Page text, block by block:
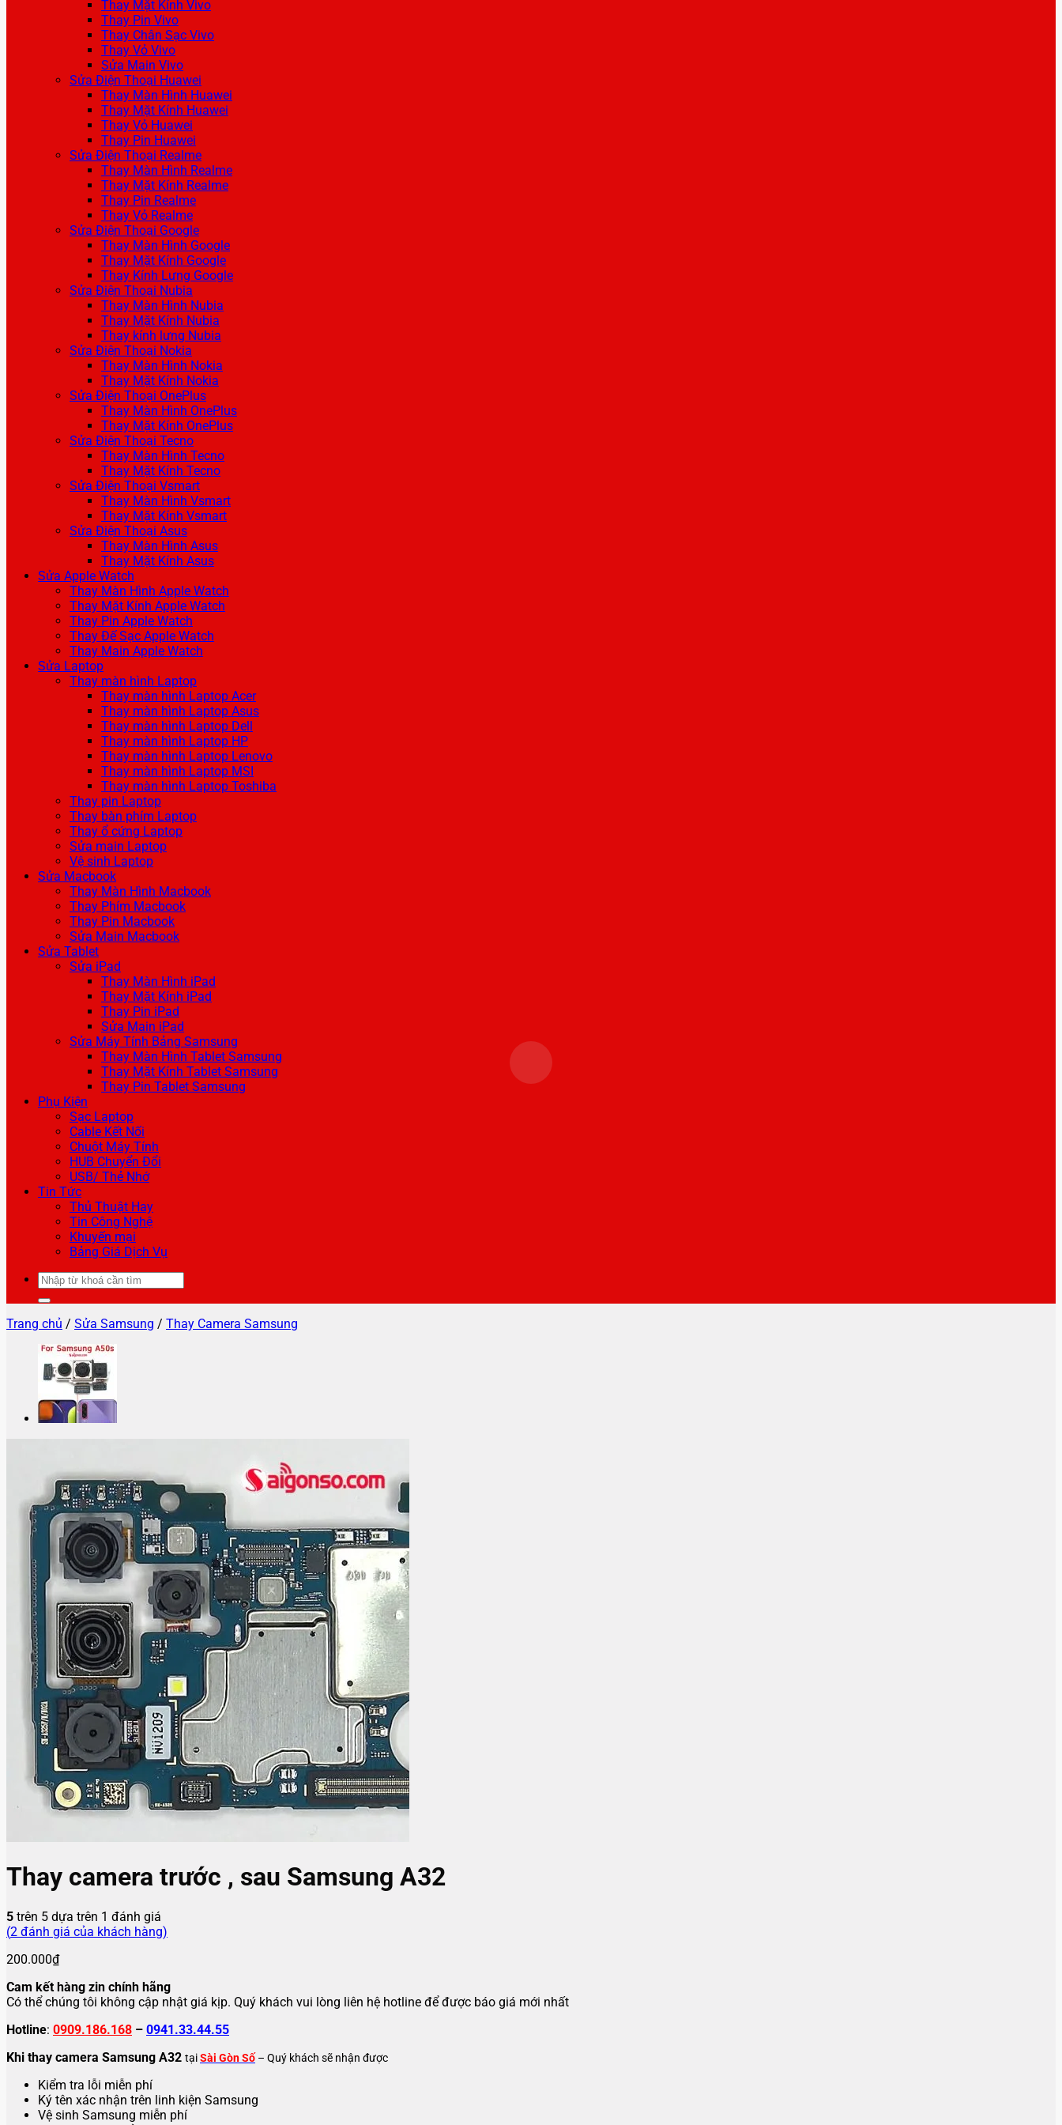
Thay Mặt Kính Vivo
Thay Pin Vivo
Thay Chân Sạc Vivo
Thay Vỏ Vivo
Sửa Main Vivo
Sửa Điện Thoại Huawei
Thay Màn Hình Huawei
Thay Mặt Kính Huawei
Thay Vỏ Huawei
Thay Pin Huawei
Sửa Điện Thoại Realme
Thay Màn Hình Realme
Thay Mặt Kính Realme
Thay Pin Realme
Thay Vỏ Realme
Sửa Điện Thoại Google
Thay Màn Hình Google
Thay Mặt Kính Google
Thay Kính Lưng Google
Sửa Điện Thoại Nubia
Thay Màn Hình Nubia
Thay Mặt Kính Nubia
Thay kính lưng Nubia
Sửa Điện Thoại Nokia
Thay Màn Hình Nokia
Thay Mặt Kính Nokia
Sửa Điện Thoại OnePlus
Thay Màn Hình OnePlus
Thay Mặt Kính OnePlus
Sửa Điện Thoại Tecno
Thay Màn Hình Tecno
Thay Mặt Kính Tecno
Sửa Điện Thoại Vsmart
Thay Màn Hình Vsmart
Thay Mặt Kính Vsmart
Sửa Điện Thoại Asus
Thay Màn Hình Asus
Thay Mặt Kính Asus
Sửa Apple Watch
Thay Màn Hình Apple Watch
Thay Mặt Kính Apple Watch
Thay Pin Apple Watch
Thay Đế Sạc Apple Watch
Thay Main Apple Watch
Sửa Laptop
Thay màn hình Laptop
Thay màn hình Laptop Acer
Thay màn hình Laptop Asus
Thay màn hình Laptop Dell
Thay màn hình Laptop HP
Thay màn hình Laptop Lenovo
Thay màn hình Laptop MSI
Thay màn hình Laptop Toshiba
Thay pin Laptop
Thay bàn phím Laptop
Thay ổ cứng Laptop
Sửa main Laptop
Vệ sinh Laptop
Sửa Macbook
Thay Màn Hình Macbook
Thay Phím Macbook
Thay Pin Macbook
Sửa Main Macbook
Sửa Tablet
Sửa iPad
Thay Màn Hình iPad
Thay Mặt Kính iPad
Thay Pin iPad
Sửa Main iPad
Sửa Máy Tính Bảng Samsung
Thay Màn Hình Tablet Samsung
Thay Mặt Kính Tablet Samsung
Thay Pin Tablet Samsung
Phụ Kiện
Sạc Laptop
Cable Kết Nối
Chuột Máy Tính
HUB Chuyển Đổi
USB/ Thẻ Nhớ
Tin Tức
Thủ Thuật Hay
Tin Công Nghệ
Khuyến mại
Bảng Giá Dịch Vụ
Tìm
kiếm:
Trang chủ / Sửa Samsung / Thay Camera Samsung
Thay camera trước , sau Samsung A32
5 trên 5 dựa trên 1 đánh giá
(2 đánh giá của khách hàng)
200.000₫
Cam kết hàng zin chính hãng
Có thể chúng tôi không cập nhật giá kịp. Quý khách vui lòng liên hệ hotline để được báo giá mới nhất
Hotline: 0909.186.168 – 0941.33.44.55
Khi thay camera Samsung A32 tạiSài Gòn Số – Quý khách sẽ nhận được
Kiểm tra lỗi miễn phí
Ký tên xác nhận trên linh kiện Samsung
Vệ sinh Samsung miễn phí